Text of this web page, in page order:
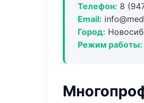
Телефон: 8
Email:
Город:
Режим работы: